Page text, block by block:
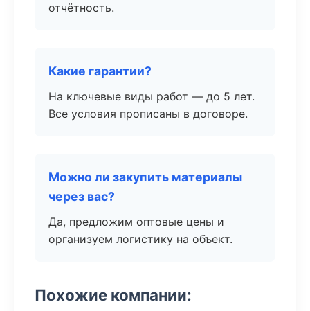
отчётность.
Какие гарантии?
На ключевые виды работ — до 5 лет.
Все условия прописаны в договоре.
Можно ли закупить материалы
через вас?
Да, предложим оптовые цены и
организуем логистику на объект.
Похожие компании: